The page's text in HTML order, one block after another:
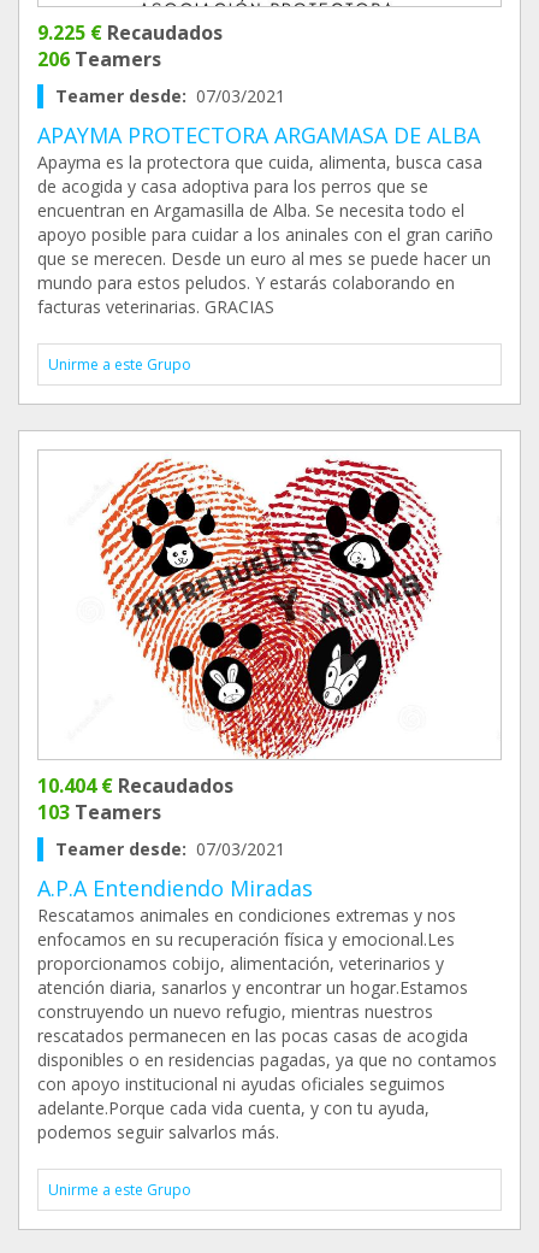
9.225 € Recaudados
206 Teamers
Teamer desde: 07/03/2021
APAYMA PROTECTORA ARGAMASA DE ALBA
Apayma es la protectora que cuida, alimenta, busca casa
de acogida y casa adoptiva para los perros que se
encuentran en Argamasilla de Alba. Se necesita todo el
apoyo posible para cuidar a los aninales con el gran cariño
que se merecen. Desde un euro al mes se puede hacer un
mundo para estos peludos. Y estarás colaborando en
facturas veterinarias. GRACIAS
Unirme a este Grupo
10.404 € Recaudados
103 Teamers
Teamer desde: 07/03/2021
A.P.A Entendiendo Miradas
Rescatamos animales en condiciones extremas y nos
enfocamos en su recuperación física y emocional.Les
proporcionamos cobijo, alimentación, veterinarios y
atención diaria, sanarlos y encontrar un hogar.Estamos
construyendo un nuevo refugio, mientras nuestros
rescatados permanecen en las pocas casas de acogida
disponibles o en residencias pagadas, ya que no contamos
con apoyo institucional ni ayudas oficiales seguimos
adelante.Porque cada vida cuenta, y con tu ayuda,
podemos seguir salvarlos más.
Unirme a este Grupo